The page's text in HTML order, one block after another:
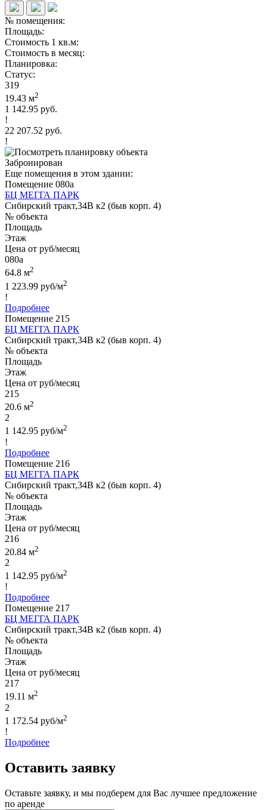
№ помещения:
Площадь:
Стоимость 1 кв.м:
Стоимость в месяц:
Планировка:
Статус:
319
19.43 м2
1 142.95 руб.
!
22 207.52 руб.
!
Забронирован
Еще помещения в этом здании:
Помещение 080а
БЦ МЕГГА ПАРК
Сибирский тракт,34В к2 (быв корп. 4)
№ объекта
Площадь
Этаж
Цена от руб/месяц
080а
64.8 м2
1 223.99 руб/м2
!
Подробнее
Помещение 215
БЦ МЕГГА ПАРК
Сибирский тракт,34В к2 (быв корп. 4)
№ объекта
Площадь
Этаж
Цена от руб/месяц
215
20.6 м2
2
1 142.95 руб/м2
!
Подробнее
Помещение 216
БЦ МЕГГА ПАРК
Сибирский тракт,34В к2 (быв корп. 4)
№ объекта
Площадь
Этаж
Цена от руб/месяц
216
20.84 м2
2
1 142.95 руб/м2
!
Подробнее
Помещение 217
БЦ МЕГГА ПАРК
Сибирский тракт,34В к2 (быв корп. 4)
№ объекта
Площадь
Этаж
Цена от руб/месяц
217
19.11 м2
2
1 172.54 руб/м2
!
Подробнее
Оставить заявку
Оставьте заявку, и мы подберем для Вас лучшее предложение
по аренде